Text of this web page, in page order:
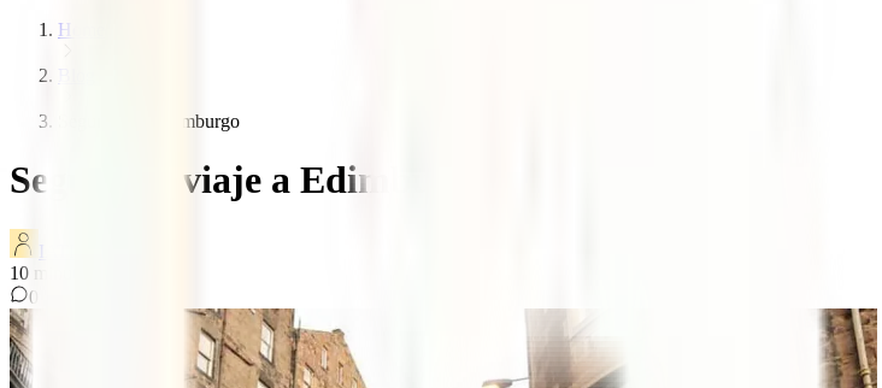
Home
Seguro viaje edimburgo
Seguro de viaje a Edimburgo
10 minutos de lectura
0